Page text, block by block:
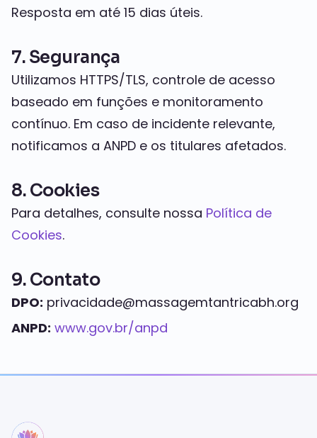
Resposta em até 15 dias úteis.
7. Segurança
Utilizamos HTTPS/TLS, controle de acesso
baseado em funções e monitoramento
contínuo. Em caso de incidente relevante,
notificamos a ANPD e os titulares afetados.
8. Cookies
Para detalhes, consulte nossa Política de
Cookies.
9. Contato
DPO: privacidade@massagemtantricabh.org
ANPD: www.gov.br/anpd